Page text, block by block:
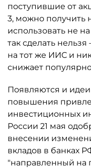
поступившие от
3, можно получить
использовать не
так сделать
на тот же ИИС и
снижает
Появляются и
повышения
инвестиционных
России 21 мая
внесении
вкладов в банках
"направленный